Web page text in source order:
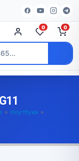
0 0
» Ноутбуки »